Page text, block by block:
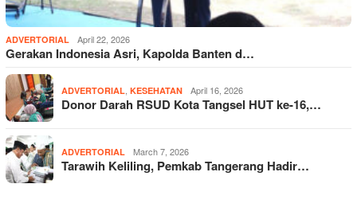
ADVERTORIAL April 22, 2026
Gerakan Indonesia Asri, Kapolda Banten d…
ADVERTORIAL, KESEHATAN April 16, 2026
Donor Darah RSUD Kota Tangsel HUT ke-16,…
ADVERTORIAL March 7, 2026
Tarawih Keliling, Pemkab Tangerang Hadir…